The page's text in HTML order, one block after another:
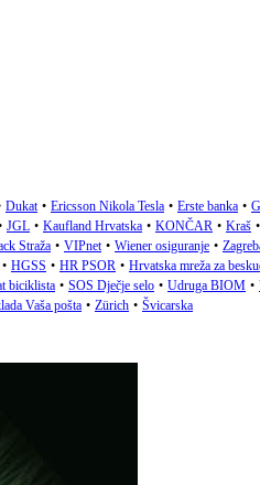
Dukat • Ericsson Nikola Tesla • Erste banka •
JGL • Kaufland Hrvatska • KONČAR • Kraš •
Straža • VIPnet • Wiener osiguranje •
• HGSS • HR PSOR • Hrvatska mreža za
biciklista • SOS Dječje selo • Udruga BIOM •
Vaša pošta • Zürich • Švicarska